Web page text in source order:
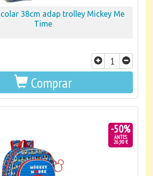
38cm adap trolley Mickey Me
Time
Comprar
-50%
ANTES
26,90 €